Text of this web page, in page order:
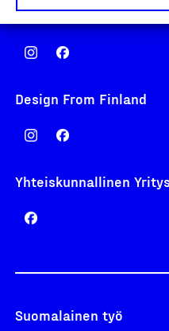
Avainlippu
Design From Finland
Yhteiskunnallinen
Suomalainen työ